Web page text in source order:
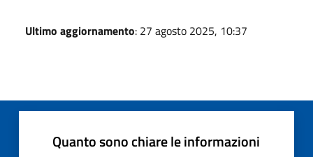
Ultimo aggiornamento: 27 agosto 2025, 10:37
Quanto sono chiare le informazioni